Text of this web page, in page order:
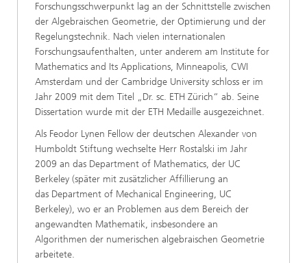
Forschungsschwerpunkt lag an der Schnittstelle zwischen
der Algebraischen Geometrie, der Optimierung und der
Regelungstechnik. Nach vielen internationalen
Forschungsaufenthalten, unter anderem am Institute for
Mathematics and Its Applications, Minneapolis, CWI
Amsterdam und der Cambridge University schloss er im
Jahr 2009 mit dem Titel „Dr. sc. ETH Zürich“ ab. Seine
Dissertation wurde mit der ETH Medaille ausgezeichnet.
Als Feodor Lynen Fellow der deutschen Alexander von
Humboldt Stiftung wechselte Herr Rostalski im Jahr
2009 an das Department of Mathematics, der UC
Berkeley (später mit zusätzlicher Affillierung an
das Department of Mechanical Engineering, UC
Berkeley), wo er an Problemen aus dem Bereich der
angewandten Mathematik, insbesondere an
Algorithmen der numerischen algebraischen Geometrie
arbeitete.